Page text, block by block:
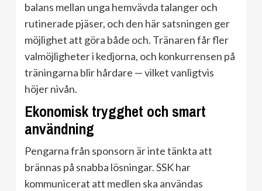
balans mellan unga hemvävda talanger och
rutinerade pjäser, och den här satsningen ger
möjlighet att göra både och. Tränaren får fler
valmöjligheter i kedjorna, och konkurrensen på
träningarna blir hårdare — vilket vanligtvis
höjer nivån.
Ekonomisk trygghet och smart
användning
Pengarna från sponsorn är inte tänkta att
brännas på snabba lösningar. SSK har
kommunicerat att medlen ska användas